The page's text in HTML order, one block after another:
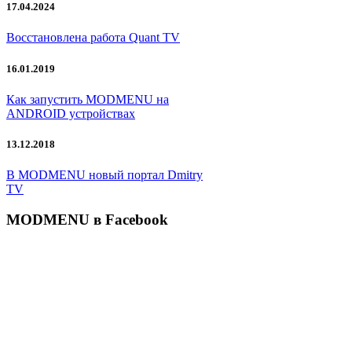
17.04.2024
Восстановлена работа Quant TV
16.01.2019
Как запустить MODMENU на
ANDROID устройствах
13.12.2018
В MODMENU новый портал Dmitry
TV
MODMENU в Facebook